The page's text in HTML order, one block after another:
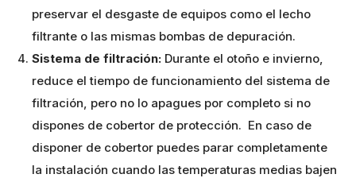
preservar el desgaste de equipos como el lecho
filtrante o las mismas bombas de depuración.
Sistema de filtración: Durante el otoño e invierno,
reduce el tiempo de funcionamiento del sistema de
filtración, pero no lo apagues por completo si no
dispones de cobertor de protección. En caso de
disponer de cobertor puedes parar completamente
la instalación cuando las temperaturas medias bajen